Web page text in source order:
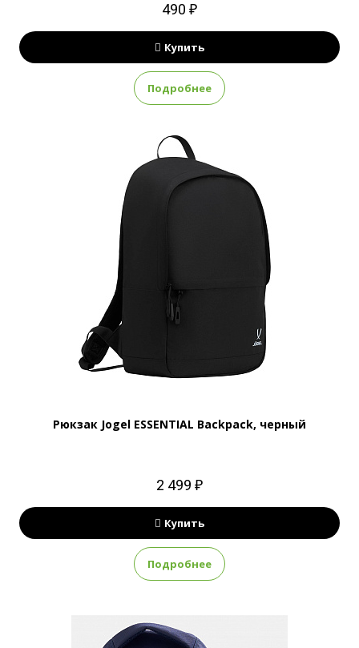
490 ₽
Купить
Подробнее
Рюкзак Jogel ESSENTIAL Backpack, черный
2 499 ₽
Купить
Подробнее